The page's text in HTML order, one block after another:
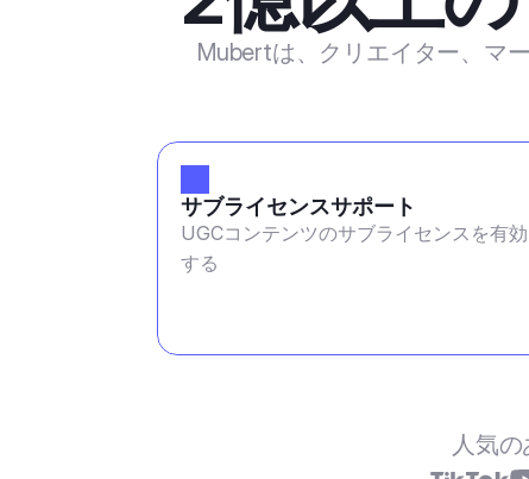
Mubertは、クリエイター、マ
サブライセンスサポート
UGCコンテンツのサブライセンスを有
する
人気